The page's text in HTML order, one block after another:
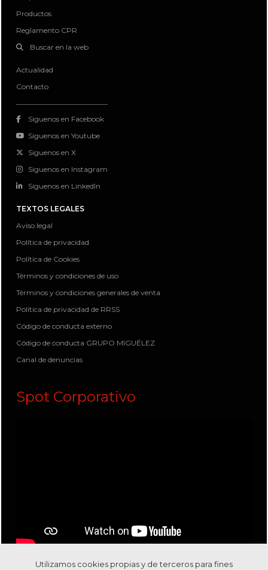
Productos
Reglamento CPR
Buscar en la web
Actualidad
Contacto
Siguenos en Facebook
Siguenos en Youtube
Siguenos en X
Siguenos en Instagram
Siguenos en LinkedIn
TEXTOS LEGALES
Aviso legal
Política de privacidad
Política de Cookies
Términos y condiciones de uso
Términos y condiciones generales de venta
Política de privacidad de RRSS
Código de conducta externo
Código de conducta GRUPO MIGUÉLEZ
Canal de denuncias
Spot Corporativo
Visítanos en nuestro canal Youtube
Utilizamos cookies propias y de terceros para fines